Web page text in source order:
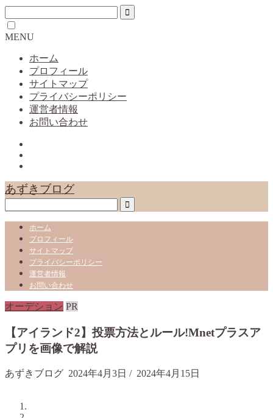
MENU
ホーム
プロフィール
サイトマップ
プライバシーポリシー
運営者情報
お問い合わせ
あずきブログ
ホーム
プロフィール
サイトマップ
プライバシーポリシー
運営者情報
お問い合わせ
オーデション PR
【アイランド2】投票方法とルール!Mnetプラスア
プリを画像で解説
あずきブログ 2024年4月3日 / 2024年4月15日